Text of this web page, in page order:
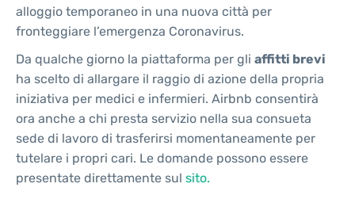
alloggio temporaneo in una nuova città per
fronteggiare l’emergenza Coronavirus.
Da qualche giorno la piattaforma per gli affitti brevi
ha scelto di allargare il raggio di azione della propria
iniziativa per medici e infermieri. Airbnb consentirà
ora anche a chi presta servizio nella sua consueta
sede di lavoro di trasferirsi momentaneamente per
tutelare i propri cari. Le domande possono essere
presentate direttamente sul sito.